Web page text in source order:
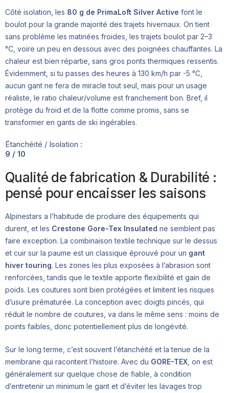
Côté isolation, les 80 g de PrimaLoft Silver Active font le
boulot pour la grande majorité des trajets hivernaux. On tient
sans problème les matinées froides, les trajets boulot par 2–3
°C, voire un peu en dessous avec des poignées chauffantes. La
chaleur est bien répartie, sans gros ponts thermiques ressentis.
Évidemment, si tu passes des heures à 130 km/h par -5 °C,
aucun gant ne fera de miracle tout seul, mais pour un usage
réaliste, le ratio chaleur/volume est franchement bon. Bref, il
protège du froid et de la flotte comme promis, sans se
transformer en gants de ski ingérables.
Étanchéité / Isolation :
9 / 10
Qualité de fabrication & Durabilité :
pensé pour encaisser les saisons
Alpinestars a l’habitude de produire des équipements qui
durent, et les Crestone Gore-Tex Insulated ne semblent pas
faire exception. La combinaison textile technique sur le dessus
et cuir sur la paume est un classique éprouvé pour un gant
hiver touring. Les zones les plus exposées à l’abrasion sont
renforcées, tandis que le textile apporte flexibilité et gain de
poids. Les coutures sont bien protégées et limitent les risques
d’usure prématurée. La conception avec doigts pincés, qui
réduit le nombre de coutures, va dans le même sens : moins de
points faibles, donc potentiellement plus de longévité.
Sur le long terme, c’est souvent l’étanchéité et la tenue de la
membrane qui racontent l’histoire. Avec du GORE-TEX , on est
généralement sur quelque chose de fiable, à condition
d’entretenir un minimum le gant et d’éviter les lavages trop